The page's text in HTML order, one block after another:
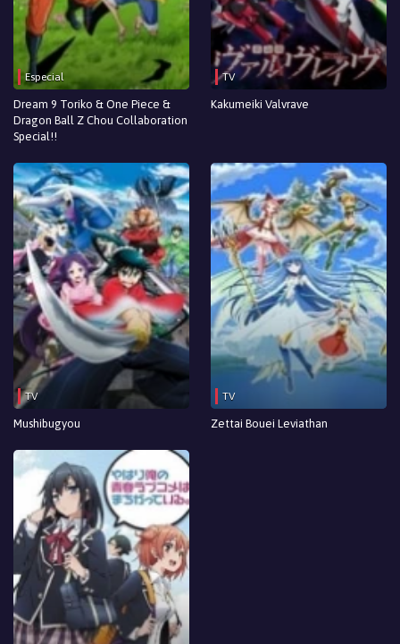
Especial
Dream 9 Toriko & One Piece &
Dragon Ball Z Chou Collaboration
Special!!
TV
Kakumeiki Valvrave
TV
Mushibugyou
TV
Zettai Bouei Leviathan